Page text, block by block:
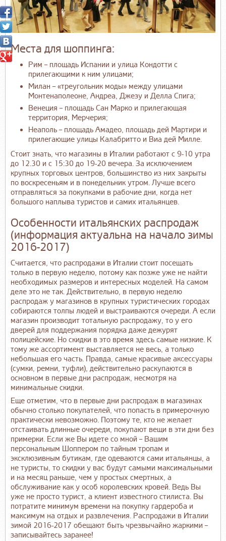
Места для шоппинга:
Рим – площадь Испании и улица Кондотти с
прилегающими к ним улицами;
Милан – «треугольник моды» между улицами
Монтенаполеоне, Андреа, Джезу и Делла Спига;
Венеция – площадь Сан Марко и прилегающая
территория, Мерчерия;
Неаполь – площадь Амадео, площадь дей Мартири и
прилегающие улицы Калабритто и Виа дей Милле.
Стоит знать, что магазины в Италии работают с 9-10 утра
до 12.30 и с 15:30 до 19-20 вечера. За исключением
крупных торговых центров, большинство из них закрыты
по воскресеньям и в понедельник утром. Лучше всего
отправляться за покупками в рабочие дни, когда нет
большого наплыва туристов и самих итальянцев.
Особенности итальянских распродаж
(информация актуальна на начало зимы
2016-2017)
Считается, что распродажи в Италии стоит посещать
только в первую неделю, потому как позже уже не найти
необходимых размеров и интересных моделей. На самом
деле это не так. Действительно, в первую неделю
распродаж у магазинов в крупных туристических городах
собираются толпы людей и выстраиваются очереди. А если
магазин производит тотальную распродажу, то у его
дверей для поддержания порядка даже дежурят
полицейские. Но скидки в это время здесь самые низкие. К
тому же ассортимент выставляется не весь, а только
небольшая его часть. Правда, самые красивые аксессуары
(сумки, ремни, туфли), действительно раскупаются в
основном в первые дни распродаж, несмотря на
минимальные скидки.
Еще отметим, что в первые дни распродаж в магазинах
обычно столько покупателей, что попасть в примерочную
практически невозможно. Поэтому те, кто не желает
отстаивать длинные очереди, покупают вещи в эти дни без
примерки. Если же Вы идете со мной – Вашим
персональным Шоппером по тайным тропам и
эксклюзивным бутикам, где одеваются сами итальянцы, а
не туристы, то скидки у вас будут самыми максимальными
и на месяц раньше, чем у простых смертных, а
обслуживание как у особ королевских кровей. Ведь Вы
уже не просто турист, а клиент известного стилиста. Вы
потратите минимум времени на покупку гардероба и
максимум на отдых и развлечения. Распродажи в Италии
зимой 2016-2017 обещают быть чрезвычайно жаркими –
записывайтесь заранее!